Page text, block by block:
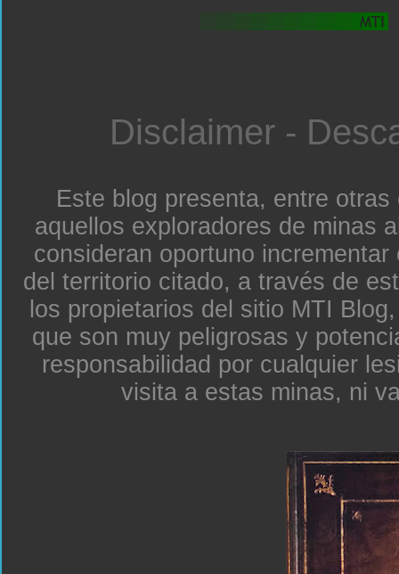
Disclaimer -
Este blog presenta, entre
aquellos exploradores de minas
consideran oportuno
del territorio citado, a través de
los propietarios del sitio MTI
que son muy peligrosas y
responsabilidad por cualquier
visita a estas minas, ni